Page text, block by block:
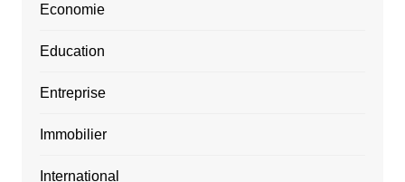
Economie
Education
Entreprise
Immobilier
International